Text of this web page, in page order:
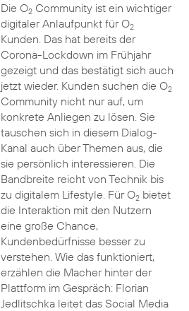
Die O2Community ist ein wichtiger
digitaler Anlaufpunkt für O2
Kunden. Das hat bereits der
Corona-Lockdown im Frühjahr
gezeigt und das bestätigt sich auch
jetzt wieder. Kunden suchen die O2
Community nicht nur auf, um
konkrete Anliegen zu lösen. Sie
tauschen sich in diesem Dialog-
Kanal auch über Themen aus, die
sie persönlich interessieren. Die
Bandbreite reicht von Technik bis
zu digitalem Lifestyle. Für O2bietet
die Interaktion mit den Nutzern
eine große Chance,
Kundenbedürfnisse besser zu
verstehen. Wie das funktioniert,
erzählen die Macher hinter der
Plattform im Gespräch: Florian
Jedlitschka leitet das Social Media